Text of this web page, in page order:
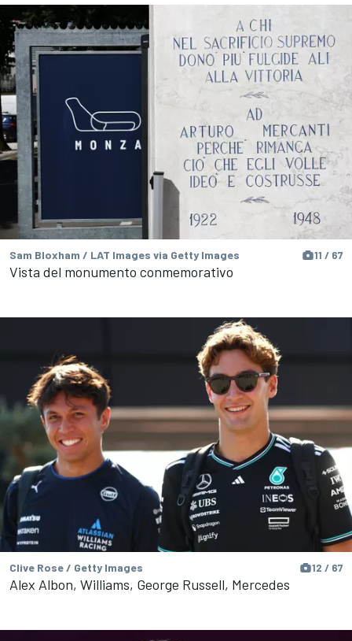
Sam Bloxham / LAT Images via Getty Images 11 / 67
Vista del monumento conmemorativo
Clive Rose / Getty Images 12 / 67
Alex Albon, Williams, George Russell, Mercedes